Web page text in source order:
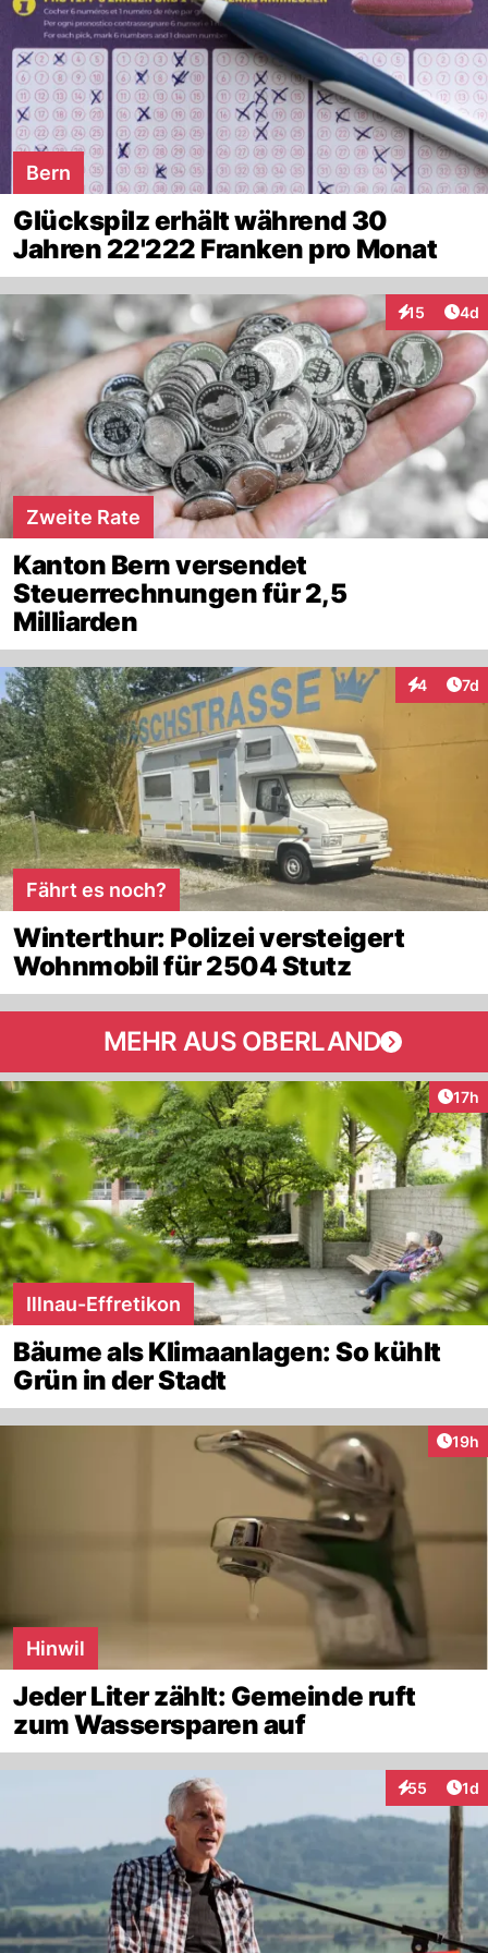
Bern
Glückspilz erhält während 30
Jahren 22'222 Franken pro Monat
15
Interaktionen
4d
Zweite Rate
Kanton Bern versendet
Steuerrechnungen für 2,5
Milliarden
4 7d
Fährt es noch?
Winterthur: Polizei versteigert
Wohnmobil für 2504 Stutz
MEHR AUS OBERLAND
17h
Illnau-Effretikon
Bäume als Klimaanlagen: So kühlt
Grün in der Stadt
19h
Hinwil
Jeder Liter zählt: Gemeinde ruft
zum Wassersparen auf
55
Interaktionen
1d